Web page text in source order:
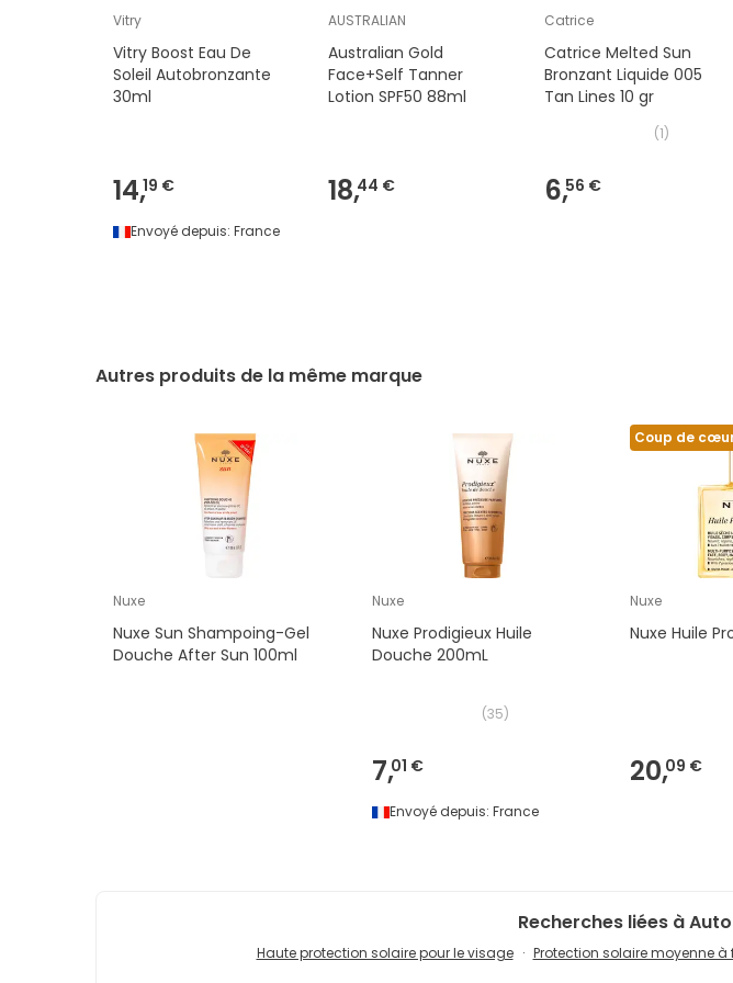
Vitry
Vitry Boost Eau De
Soleil Autobronzante
30ml
14,19 €
Envoyé depuis: France
AUSTRALIAN
Australian Gold
Face+Self Tanner
Lotion SPF50 88ml
18,44 €
Catrice
Catrice Melted Sun
Bronzant Liquide 005
Tan Lines 10 gr
(1)
6,56 €
Autres produits de la même marque
Nuxe
Nuxe Sun Shampoing-Gel
Douche After Sun 100ml
Nuxe
Nuxe Prodigieux Huile
Douche 200mL
(35)
7,01 €
Envoyé depuis: France
Coup de
Nuxe
Nuxe Huile
20,09 €
Recherches liées à
Haute protection solaire pour le visage Protection solaire moyenne